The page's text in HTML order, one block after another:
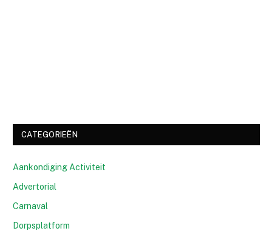
CATEGORIEËN
Aankondiging Activiteit
Advertorial
Carnaval
Dorpsplatform